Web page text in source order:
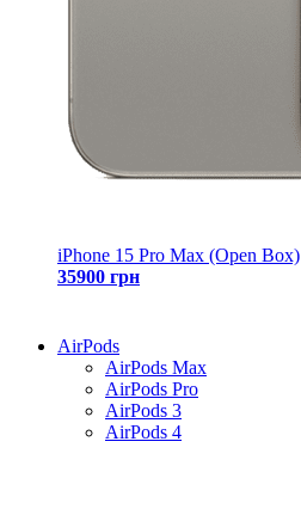
iPhone 15 Pro Max (Open Box)
35900 грн
AirPods
AirPods Max
AirPods Pro
AirPods 3
AirPods 4